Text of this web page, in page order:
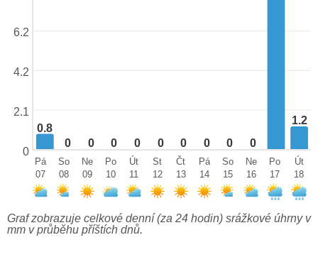
0.8
0 0 0 0 0 0 0 0 0
1.2
6.2
4.2
2.1
0
Pá
07
So
08
Ne
09
Po
10
Út
11
St
12
Čt
13
Pá
14
So
15
Ne
16
Po
17
Út
18
Graf zobrazuje celkové denní (za 24 hodin) srážkové úhrny v
mm v průběhu příštích dnů.